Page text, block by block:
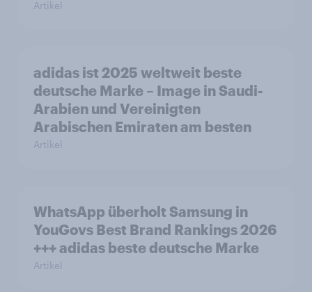
Artikel
adidas ist 2025 weltweit beste
deutsche Marke – Image in Saudi-
Arabien und Vereinigten
Arabischen Emiraten am besten
Artikel
WhatsApp überholt Samsung in
YouGovs Best Brand Rankings 2026
+++ adidas beste deutsche Marke
Artikel